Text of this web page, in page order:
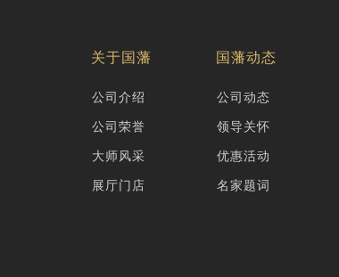
关于国藩
公司介绍
公司荣誉
大师风采
展厅门店
国藩动态
公司动态
领导关怀
优惠活动
名家题词